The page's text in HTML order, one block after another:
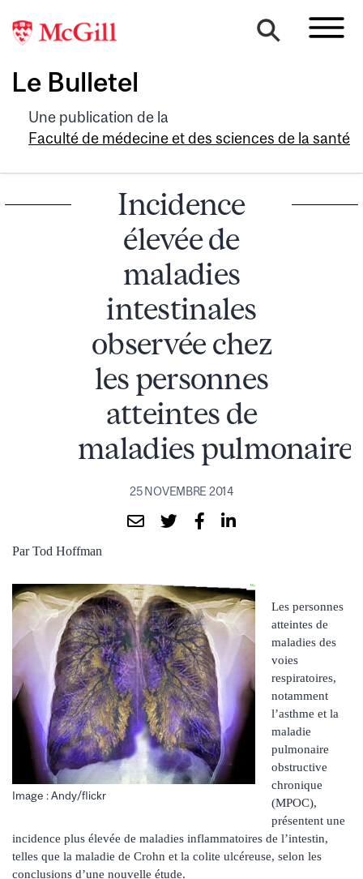
Le Bulletel
Une publication de la
Faculté de médecine et des sciences de la santé
Incidence
élevée de
maladies
intestinales
observée chez
les personnes
atteintes de
maladies
25 NOVEMBRE 2014
Par Tod Hoffman
Image : Andy/flickr
Les personnes
atteintes de
maladies des
voies
respiratoires,
notamment
l’asthme et la
maladie
pulmonaire
obstructive
chronique
(MPOC),
présentent une
incidence plus élevée de maladies inflammatoires de l’intestin,
telles que la maladie de Crohn et la colite ulcéreuse, selon les
conclusions d’une nouvelle étude.